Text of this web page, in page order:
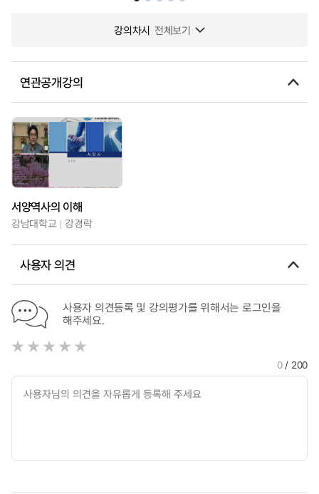
강의차시 전체보기
연관공개강의
서양역사의 이해
강남대학교 강경락
사용자 의견
사용자 의견등록 및 강의평가를 위해서는 로그인을
해주세요.
0/ 200